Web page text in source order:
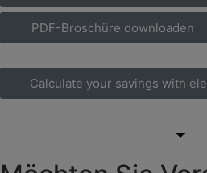
PDF-Broschüre downloaden
Calculate your savings with